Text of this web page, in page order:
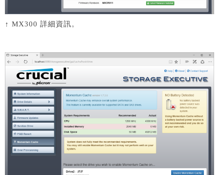
↑ MX300 詳細資訊。